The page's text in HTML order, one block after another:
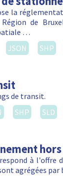
la
de
…
JSON SHP
de transit.
SHP SLD
à
agrégées